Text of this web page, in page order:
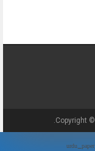
Copyright